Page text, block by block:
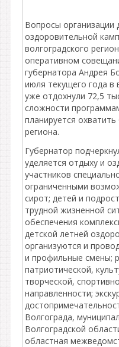
Вопросы организации
оздоровительной
волгоградского
оперативном
губернатора Андрея
июля текущего года в
уже отдохнули 72,5
сложности
планируется
региона.
Губернатор
уделяется отдыху и
участников
ограниченными
сирот; детей и
трудной жизненной
обеспечения
детской летней
организуются и
и профильные смены;
патриотической,
творческой,
направленности;
Волгограда,
Волгоградской
областная